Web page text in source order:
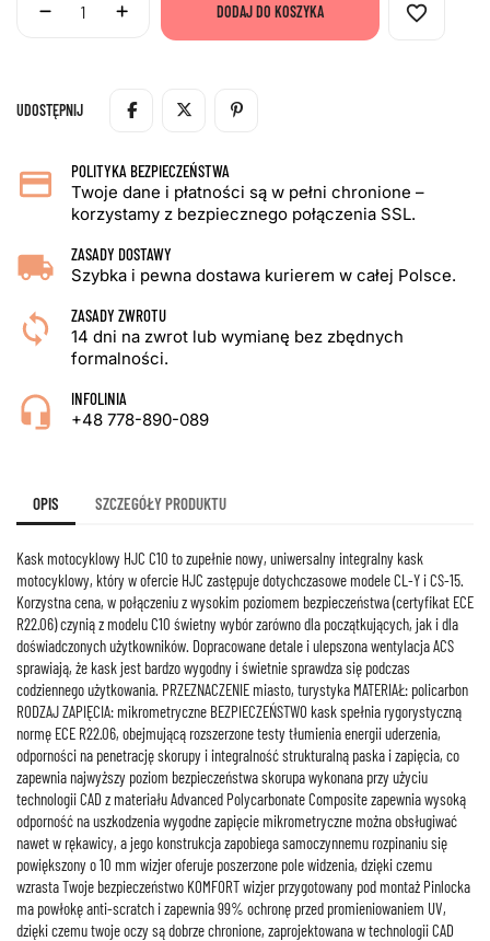
DODAJ DO KOSZYKA favorite_border
UDOSTĘPNIJ
POLITYKA BEZPIECZEŃSTWA
Twoje dane i płatności są w pełni chronione –
korzystamy z bezpiecznego połączenia SSL.
ZASADY DOSTAWY
Szybka i pewna dostawa kurierem w całej Polsce.
ZASADY ZWROTU
14 dni na zwrot lub wymianę bez zbędnych
formalności.
INFOLINIA
+48 778-890-089
OPIS SZCZEGÓŁY PRODUKTU
Kask motocyklowy HJC C10 to zupełnie nowy, uniwersalny integralny kask
motocyklowy, który w ofercie HJC zastępuje dotychczasowe modele CL-Y i CS-15.
Korzystna cena, w połączeniu z wysokim poziomem bezpieczeństwa (certyfikat ECE
R22.06) czynią z modelu C10 świetny wybór zarówno dla początkujących, jak i dla
doświadczonych użytkowników. Dopracowane detale i ulepszona wentylacja ACS
sprawiają, że kask jest bardzo wygodny i świetnie sprawdza się podczas
codziennego użytkowania. PRZEZNACZENIE miasto, turystyka MATERIAŁ: policarbon
RODZAJ ZAPIĘCIA: mikrometryczne BEZPIECZEŃSTWO kask spełnia rygorystyczną
normę ECE R22.06, obejmującą rozszerzone testy tłumienia energii uderzenia,
odporności na penetrację skorupy i integralność strukturalną paska i zapięcia, co
zapewnia najwyższy poziom bezpieczeństwa skorupa wykonana przy użyciu
technologii CAD z materiału Advanced Polycarbonate Composite zapewnia wysoką
odporność na uszkodzenia wygodne zapięcie mikrometryczne można obsługiwać
nawet w rękawicy, a jego konstrukcja zapobiega samoczynnemu rozpinaniu się
powiększony o 10 mm wizjer oferuje poszerzone pole widzenia, dzięki czemu
wzrasta Twoje bezpieczeństwo KOMFORT wizjer przygotowany pod montaż Pinlocka
ma powłokę anti-scratch i zapewnia 99% ochronę przed promieniowaniem UV,
dzięki czemu twoje oczy są dobrze chronione, zaprojektowana w technologii CAD